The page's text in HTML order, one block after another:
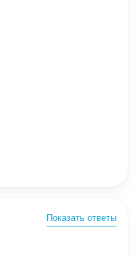
Показать ответы